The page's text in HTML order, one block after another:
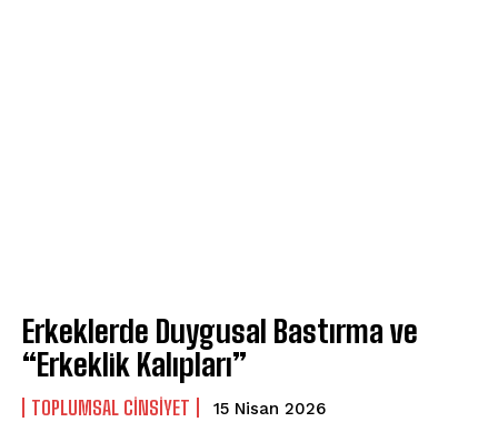
Erkeklerde Duygusal Bastırma ve
“Erkeklik Kalıpları”
TOPLUMSAL CINSIYET 15 Nisan 2026